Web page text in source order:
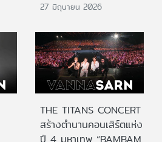
27 มิถุนายน 2026
THE TITANS CONCERT
สร้างตำนานคอนเสิร์ตแห่ง